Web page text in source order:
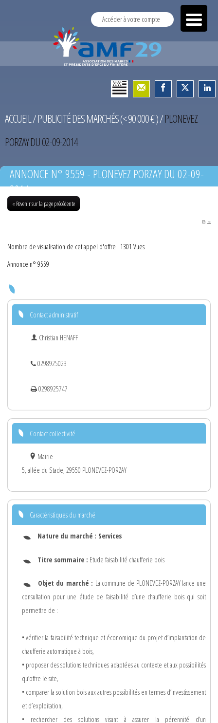
Accéder à votre compte
ACCUEIL/PUBLICITÉ DES MARCHÉS (< 90 000 € )/PLONEVEZ
PORZAY DU 02-09-2014
ANNONCE N° 9559 - PLONEVEZ PORZAY DU 02-09-
2014
« Revenir sur la page précédente
PDF
Nombre de visualisation de cet appel d'offre : 1301 Vues
Annonce n° 9559
Contact administratif
Christian HENAFF
0298925023
0298925747
Contact collectivité
Mairie
5, allée du Stade, 29550 PLONEVEZ-PORZAY
Caractéristiques du marché
Nature du marché : Services
Titre sommaire : Etude faisabilité chaufferie bois
Objet du marché : La commune de PLONEVEZ-PORZAY lance une
consultation pour une étude de faisabilité d’une chaufferie bois qui soit
permettre de :
• vérifier la faisabilité technique et économique du projet d’implantation de
chaufferie automatique à bois,
• proposer des solutions techniques adaptées au contexte et aux possibilités
qu’offre le site,
• comparer la solution bois aux autres possibilités en termes d’investissement
et d’exploitation,
• rechercher des solutions visant à assurer la pérennité d’un